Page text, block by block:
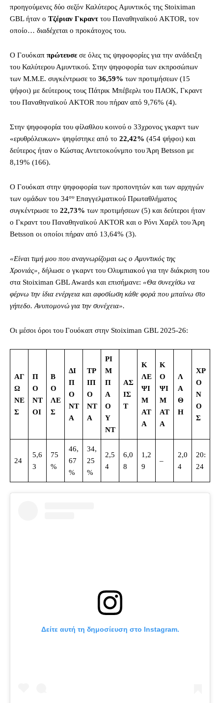
προηγούμενες δύο σεζόν Καλύτερος Αμυντικός της Stoiximan
GBL ήταν ο Τζέριαν Γκραντ του Παναθηναϊκού AKTOR, τον
οποίο… διαδέχεται ο προκάτοχος του.
Ο Γουόκαπ πρώτευσε σε όλες τις ψηφοφορίες για την ανάδειξη
του Καλύτερου Αμυντικού. Στην ψηφοφορία των εκπροσώπων
των Μ.Μ.Ε. συγκέντρωσε το 36,59% των προτιμήσεων (15
ψήφοι) με δεύτερους τους Πάτρικ Μπέβερλι του ΠΑΟΚ, Γκραντ
του Παναθηναϊκού AKTOR που πήραν από 9,76% (4).
Στην ψηφοφορία του φίλαθλου κοινού ο 33χρονος γκαρντ των
«ερυθρόλευκων» ψηφίστηκε από το 22,42% (454 ψήφοι) και
δεύτερος ήταν ο Κώστας Αντετοκούνμπο του Άρη Betsson με
8,19% (166).
Ο Γουόκαπ στην ψηφοφορία των προπονητών και των αρχηγών
των ομάδων του 34ου Επαγγελματικού Πρωταθλήματος
συγκέντρωσε το 22,73% των προτιμήσεων (5) και δεύτεροι ήταν
ο Γκραντ του Παναθηναϊκού AKTOR και ο Ρόνι Χαρέλ του Άρη
Betsson οι οποίοι πήραν από 13,64% (3).
«Είναι τιμή μου που αναγνωρίζομαι ως ο Αμυντικός της
Χρονιάς», δήλωσε ο γκαρντ του Ολυμπιακού για την διάκριση του
στα Stoiximan GBL Awards και επισήμανε: «Θα συνεχίσω να
φέρνω την ίδια ενέργεια και αφοσίωση κάθε φορά που μπαίνω στο
γήπεδο. Ανυπομονώ για την συνέχεια».
Οι μέσοι όροι του Γουόκαπ στην Stoiximan GBL 2025-26:
ΑΓ
Ω
ΝΕ
Σ
Π
Ο
ΝΤ
ΟΙ
Β
Ο
ΛΕ
Σ
ΔΙ
Π
Ο
ΝΤ
Α
ΤΡ
ΙΠ
Ο
ΝΤ
Α
ΡΙ
Μ
Π
Α
Ο
Υ
ΝΤ
ΑΣ
ΙΣ
Τ
Κ
ΛΕ
ΨΙ
Μ
ΑΤ
Α
Κ
Ο
ΨΙ
Μ
ΑΤ
Α
Λ
Α
Θ
Η
ΧΡ
Ο
Ν
Ο
Σ
24
5,6
3
75
%
46,
67
%
34,
25
%
2,5
4
6,0
8
1,2
9
–
2,0
4
20:
24
Δείτε αυτή τη δημοσίευση στο Instagram.